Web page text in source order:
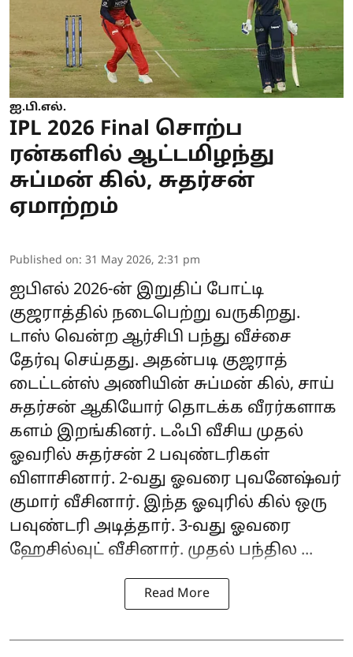
ஐ.பி.எல்.
IPL 2026 Final சொற்ப
ரன்களில் ஆட்டமிழந்து
சுப்மன் கில், சுதர்சன்
ஏமாற்றம்
Published on: 31 May 2026, 2:31 pm
ஐபிஎல் 2026-ன் இறுதிப் போட்டி
குஜராத்தில் நடைபெற்று வருகிறது.
டாஸ் வென்ற ஆர்சிபி பந்து வீச்சை
தேர்வு செய்தது. அதன்படி குஜராத்
டைட்டன்ஸ் அணியின் சுப்மன் கில், சாய்
சுதர்சன் ஆகியோர் தொடக்க வீரர்களாக
களம் இறங்கினர். டஃபி வீசிய முதல்
ஓவரில் சுதர்சன் 2 பவுண்டரிகள்
விளாசினார். 2-வது ஓவரை புவனேஷ்வர்
குமார் வீசினார். இந்த ஓவுரில் கில் ஒரு
பவுண்டரி அடித்தார். 3-வது ஓவரை
ஹேசில்வுட் வீசினார். முதல் பந்தில ...
Read More